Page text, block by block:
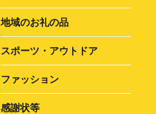
地域のお礼の品
スポーツ・アウトドア
ファッション
感謝状等